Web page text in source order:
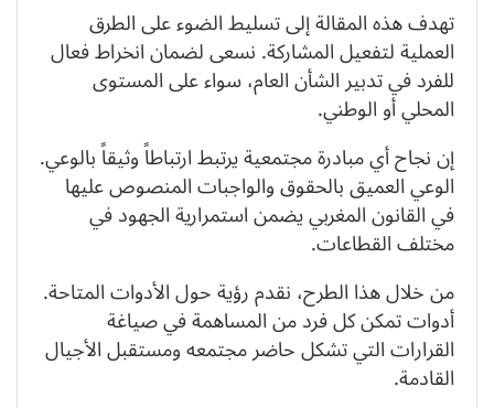
تهدف هذه المقالة إلى تسليط الضوء على الطرق
العملية لتفعيل المشاركة. نسعى لضمان انخراط فعال
للفرد في تدبير الشأن العام، سواء على المستوى
المحلي أو الوطني.
إن نجاح أي مبادرة مجتمعية يرتبط ارتباطاً وثيقاً بالوعي.
الوعي العميق بالحقوق والواجبات المنصوص عليها
في القانون المغربي يضمن استمرارية الجهود في
مختلف القطاعات.
من خلال هذا الطرح، نقدم رؤية حول الأدوات المتاحة.
أدوات تمكن كل فرد من المساهمة في صياغة
القرارات التي تشكل حاضر مجتمعه ومستقبل الأجيال
القادمة.